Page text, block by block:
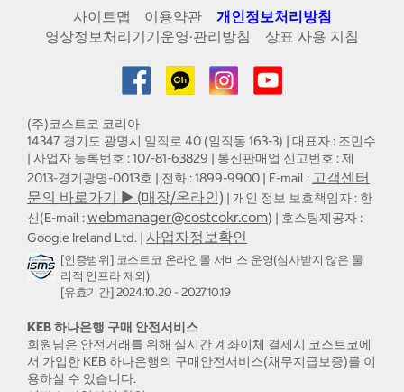
사이트맵 이용약관
개인정보처리방침
영상정보처리기기운영·관리방침
상표 사용 지침
(주)코스트코 코리아
14347 경기도 광명시 일직로 40 (일직동 163-3) | 대표자 : 조민수
| 사업자 등록번호 : 107-81-63829 | 통신판매업 신고번호 : 제
2013-경기광명-0013호 | 전화 : 1899-9900 | E-mail : 고객센터
문의 바로가기 ▶ (매장/온라인) | 개인 정보 보호책임자 : 한
신(E-mail :webmanager@costcokr.com) | 호스팅제공자 :
Google Ireland Ltd. | 사업자정보확인
[인증범위] 코스트코 온라인몰 서비스 운영(심사받지 않은 물
리적 인프라 제외)
[유효기간] 2024.10.20 - 2027.10.19
KEB 하나은행 구매 안전서비스
회원님은 안전거래를 위해 실시간 계좌이체 결제시 코스트코에
서 가입한 KEB 하나은행의 구매안전서비스(채무지급보증)를 이
용하실 수 있습니다.